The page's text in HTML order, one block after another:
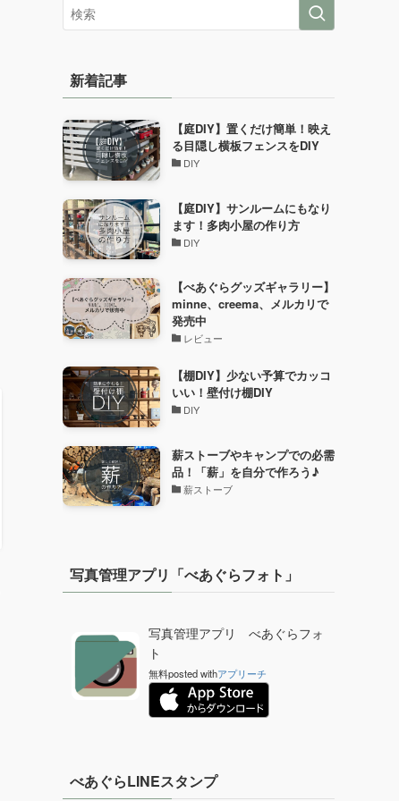
新着記事
【庭DIY】置くだけ簡単！映え
る目隠し横板フェンスをDIY
DIY
【庭DIY】サンルームにもなり
ます！多肉小屋の作り方
DIY
【べあぐらグッズギャラリー】
minne、creema、メルカリで
発売中
レビュー
【棚DIY】少ない予算でカッコ
いい！壁付け棚DIY
DIY
薪ストーブやキャンプでの必需
品！「薪」を自分で作ろう♪
薪ストーブ
写真管理アプリ「べあぐらフォト」
写真管理アプリ べあぐらフォ
ト
無料posted withアプリーチ
べあぐらLINEスタンプ